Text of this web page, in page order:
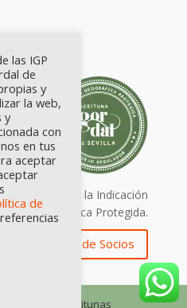
Sellos de la Indicación
Geográfica Protegida.
Zona de Socios
de las IGP Aceitunas
las IGP
de
y
la web,
y
con
en tus
aceptar
de